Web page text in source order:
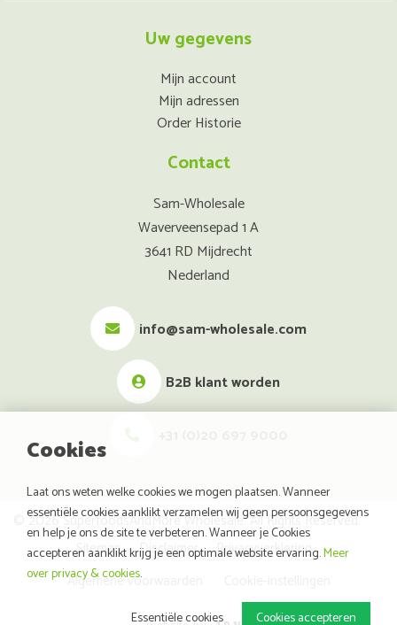
Cookies
Laat ons weten welke cookies we mogen plaatsen. Wanneer
essentiële cookies aanklikt verzamelen wij geen persoonsgegevens
en help je ons de site te verbeteren. Wanneer je Cookies
accepteren aanklikt krijg je een optimale website ervaring.Meer
over privacy & cookies.
Cookies accepteren
Essentiële cookies
Uw gegevens
Mijn account
Mijn adressen
Order Historie
Contact
Sam-Wholesale
Waverveensepad 1 A
3641 RD Mijdrecht
Nederland
info@sam-wholesale.com
B2B klant worden
© 2026 SuperfoodsAndMore Wholesale. All Rights Reserved.
Sitemap
Disclaimer
Privacyverklaring
Algemene voorwaarden